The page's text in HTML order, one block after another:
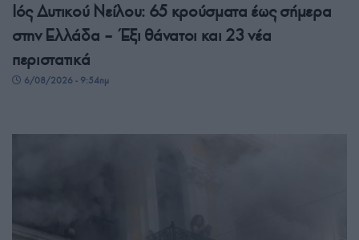
Ιός Δυτικού Νείλου: 65 κρούσματα έως σήμερα
στην Ελλάδα – Έξι θάνατοι και 23 νέα
περιστατικά
6/08/2026 - 9:54πμ